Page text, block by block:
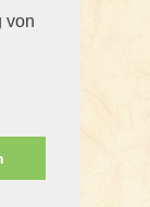
von